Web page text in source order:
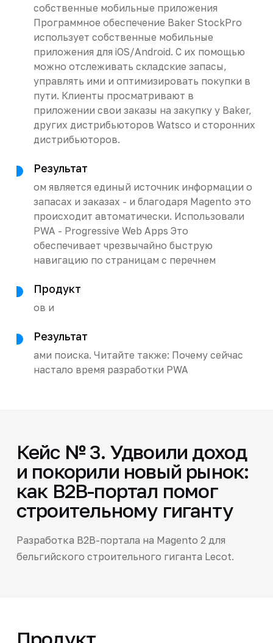
собственные мобильные приложения
Программное обеспечение Baker StockPro
использует собственные мобильные
приложения для iOS/Android. С их помощью
можно отслеживать складские запасы,
управлять ими и оптимизировать покупки в
пути. Клиенты просматривают в
приложении свои заказы на закупку у Baker,
других дистрибьюторов Watsco и сторонних
дистрибьюторов.
Результат
ом является единый источник информации о
запасах и заказах - и благодаря Magento это
происходит автоматически. Использовали
PWA - Progressive Web Apps Это
обеспечивает чрезвычайно быструю
навигацию по страницам с перечнем
Продукт
ов и
Результат
ами поиска. Читайте также: Почему сейчас
настало время разработки PWA
Кейс № 3. Удвоили доход
и покорили новый рынок:
как B2B-портал помог
строительному гиганту
Разработка B2B-портала на Magento 2 для
бельгийского строительного гиганта Lecot.